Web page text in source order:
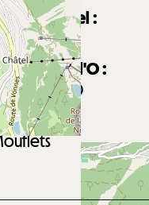
de Châtel :
de Châtel
Forme d'O :
Forme d'O
Mouflets :